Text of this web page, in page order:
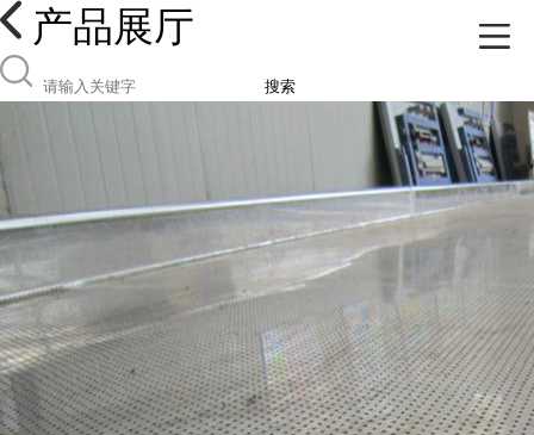
产品展厅
搜索